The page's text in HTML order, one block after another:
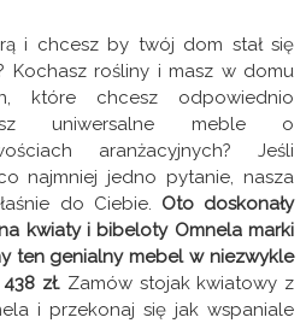
i chcesz by twój dom stał się
Kochasz rośliny i masz w domu
które chcesz odpowiednio
uniwersalne meble o
aranżacyjnych? Jeśli
najmniej jedno pytanie, nasza
do Ciebie. Oto doskonały
kwiaty i bibeloty Omnela marki
ten genialny mebel w niezwykle
zł. Zamów stojak kwiatowy z
i przekonaj się jak wspaniale